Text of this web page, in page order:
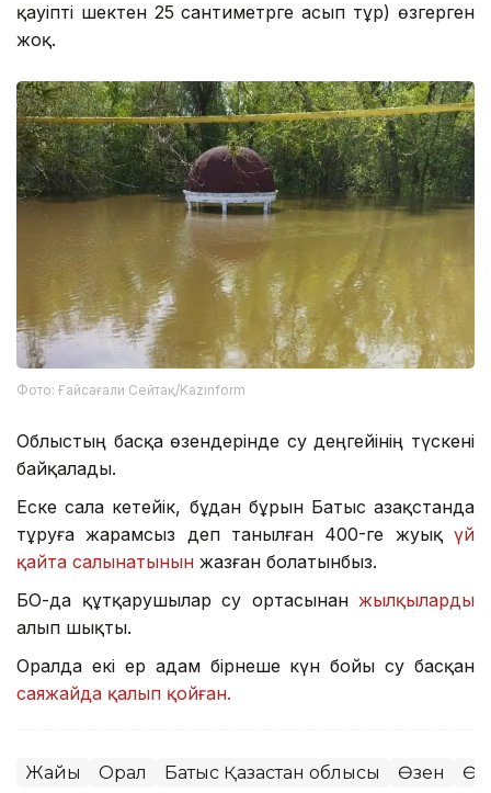
қауіпті шектен 25 сантиметрге асып тұр) өзгерген
жоқ.
Фото: Ғайсағали Сейтақ/Kazinform
Облыстың басқа өзендерінде су деңгейінің түскені
байқалады.
Еске сала кетейік, бұдан бұрын Батыс Қазақстанда
тұруға жарамсыз деп танылған 400-ге жуық үй
қайта салынатынын жазған болатынбыз.
БҚО-да құтқарушылар су ортасынанжылқыларды
алып шықты.
Оралда екі ер адам бірнеше күн бойы су басқан
саяжайда қалып қойған.
Жайық Орал Батыс Қазақстан облысы Өзен